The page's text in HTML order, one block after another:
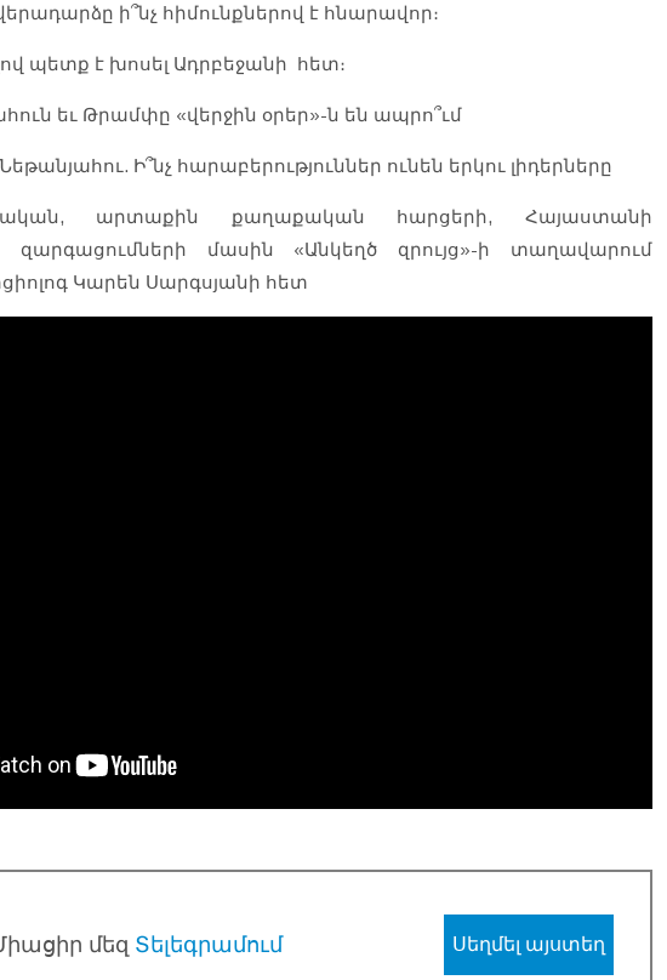
ի՞նչ հիմունքներով է հնարավոր։
պետք է խոսել Ադրբեջանի հետ։
եւ Թրամփը «վերջին օրեր»-ն են ապրո՞ւմ
Ի՞նչ հարաբերություններ ունեն երկու լիդերները
արտաքին քաղաքական հարցերի, Հայաստանի
մասին «Անկեղծ զրույց»-ի տաղավարում
Կարեն Սարգսյանի հետ
մեզ Տելեգրամում Սեղմել այստեղ